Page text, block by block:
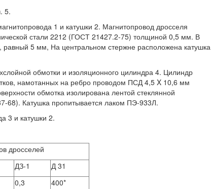
5.
1 и катушки 2. Магнитопровод дросселя
стали 2212 (ГОСТ 21427.2-75) толщиной 0,5 мм. В
равный 5 мм, На центральном стержне расположена катушка
обмотки и изоляционного цилиндра 4. Цилиндр
намотанных на ребро проводом ПСД 4,5 X 10,6 мм
обмотка изолирована лентой стеклянной
68). Катушка пропитывается лаком ПЭ-933Л.
3 и катушки 2.
дросселей
ДЗ-1
Д 31
0,3
400*